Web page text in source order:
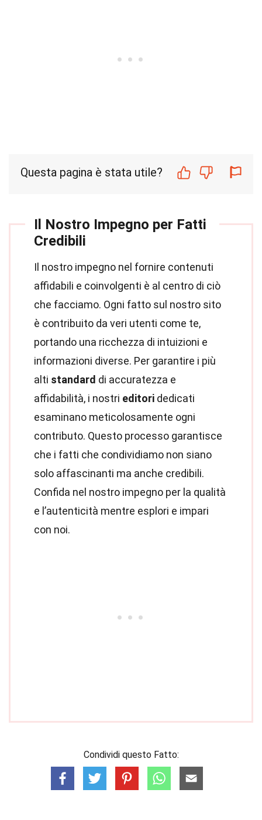
Questa pagina è stata utile?
Il Nostro Impegno per Fatti
Credibili
Il nostro impegno nel fornire contenuti
affidabili e coinvolgenti è al centro di ciò
che facciamo. Ogni fatto sul nostro sito
è contribuito da veri utenti come te,
portando una ricchezza di intuizioni e
informazioni diverse. Per garantire i più
alti standard di accuratezza e
affidabilità, i nostri editori dedicati
esaminano meticolosamente ogni
contributo. Questo processo garantisce
che i fatti che condividiamo non siano
solo affascinanti ma anche credibili.
Confida nel nostro impegno per la qualità
e l’autenticità mentre esplori e impari
con noi.
Condividi questo Fatto: